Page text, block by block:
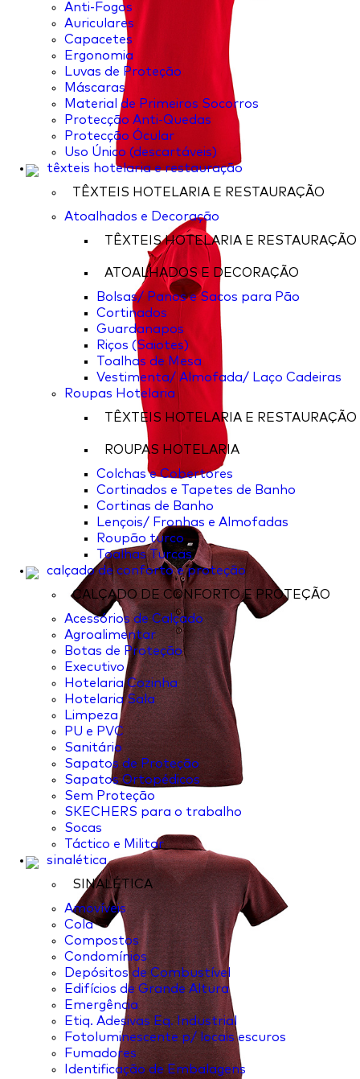
Anti-Fogos
Auriculares
Capacetes
Ergonomia
Luvas de Proteção
Máscaras
Material de Primeiros Socorros
Protecção Anti-Quedas
Protecção Ócular
Uso Único (descartáveis)
têxteis hotelaria e restauração
TÊXTEIS HOTELARIA E RESTAURAÇÃO
Atoalhados e Decoração
TÊXTEIS HOTELARIA E RESTAURAÇÃO
ATOALHADOS E DECORAÇÃO
Bolsas/ Panos e Sacos para Pão
Cortinados
Guardanapos
Riços (Saiotes)
Toalhas de Mesa
Vestimenta/ Almofada/ Laço Cadeiras
Roupas Hotelaria
TÊXTEIS HOTELARIA E RESTAURAÇÃO
ROUPAS HOTELARIA
Colchas e Cobertores
Cortinados e Tapetes de Banho
Cortinas de Banho
Lençois/ Fronhas e Almofadas
Roupão turco
Toalhas Turcas
calçado de conforto e proteção
CALÇADO DE CONFORTO E PROTEÇÃO
Acessórios de Calçado
Agroalimentar
Botas de Proteção
Executivo
Hotelaria Cozinha
Hotelaria Sala
Limpeza
PU e PVC
Sanitário
Sapatos de Proteção
Sapatos Ortopédicos
Sem Proteção
SKECHERS para o trabalho
Socas
Táctico e Militar
sinalética
SINALÉTICA
Amovíveis
Cola
Compostos
Condomínios
Depósitos de Combustível
Edifícios de Grande Altura
Emergência
Etiq. Adesivas Eq. Industrial
Fotoluminescente p/ locais escuros
Fumadores
Identificação de Embalagens